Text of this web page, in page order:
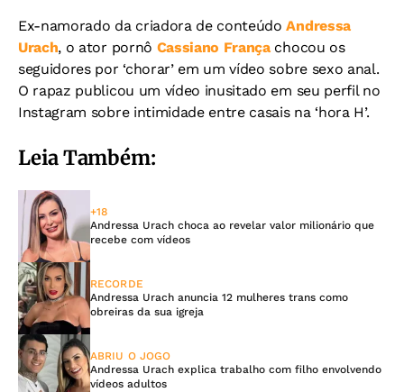
Ex-namorado da criadora de conteúdoAndressa
Urach, o ator pornô Cassiano Françachocou os
seguidores por ‘chorar’ em um vídeo sobre sexo anal.
O rapaz publicou um vídeo inusitado em seu perfil no
Instagram sobre intimidade entre casais na ‘hora H’.
Leia Também:
+18
Andressa Urach choca ao revelar valor milionário que
recebe com vídeos
RECORDE
Andressa Urach anuncia 12 mulheres trans como
obreiras da sua igreja
ABRIU O JOGO
Andressa Urach explica trabalho com filho envolvendo
vídeos adultos